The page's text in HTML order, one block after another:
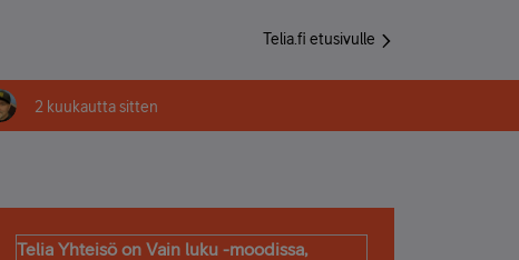
Telia.fi etusivulle
2 kuukautta sitten
Telia Yhteisö on Vain luku -moodissa,